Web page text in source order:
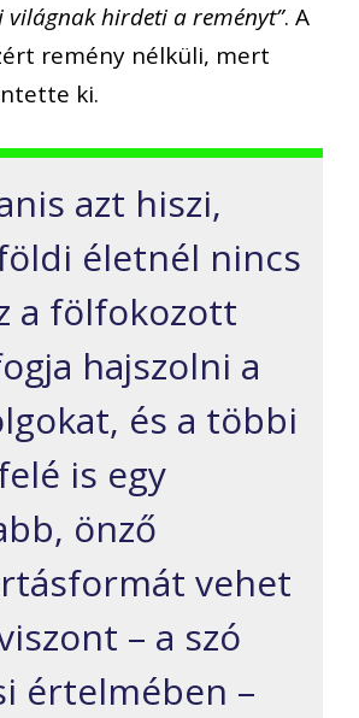
világnak hirdeti a reményt”. A
remény nélküli, mert
ki.
azt hiszi,
életnél nincs
a fölfokozott
hajszolni a
és a többi
is egy
önző
vehet
– a szó
értelmében –